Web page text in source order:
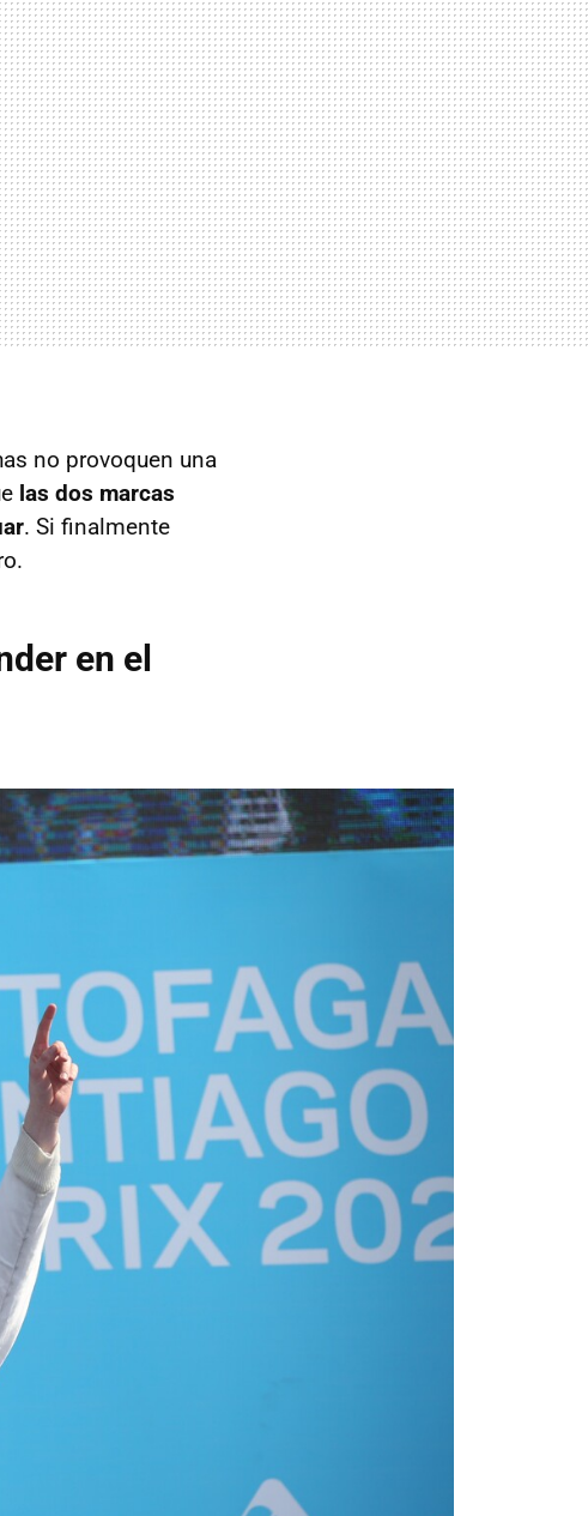
no provoquen una
las dos marcas
. Si finalmente
en el